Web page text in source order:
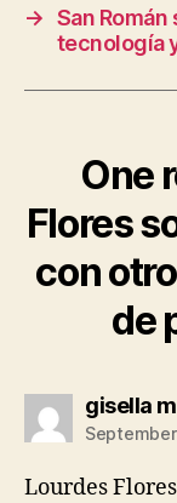
→ San
tecnología
One
Flores
con
de
gisella
Lourdes